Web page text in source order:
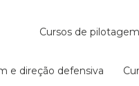
cursos de pilotagem
e direção defensiva